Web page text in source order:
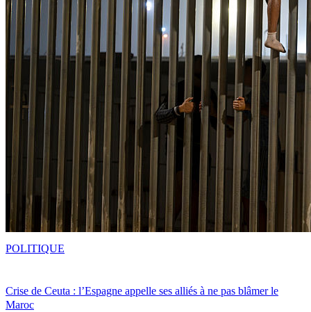
Crise de Ceuta : l’Espagne appelle ses alliés à ne pas blâmer le
Maroc
POLITIQUE